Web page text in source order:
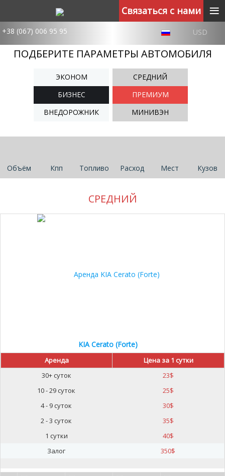
+38 (067) 006 95 95 USD
ПОДБЕРИТЕ ПАРАМЕТРЫ АВТОМОБИЛЯ
ЭКОНОМ
СРЕДНИЙ
БИЗНЕС
ПРЕМИУМ
ВНЕДОРОЖНИК
МИНИВЭН
Объём Кпп Топливо Расход Мест Кузов
СРЕДНИЙ
KIA Cerato (Forte)
Аренда
Цена за 1 сутки
30+ суток
23$
10 - 29 суток
25$
4 - 9 суток
30$
2 - 3 суток
35$
1 сутки
40$
Залог
350$
Связаться с нами ≡